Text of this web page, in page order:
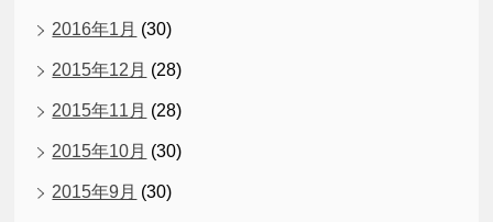
2016年1月 (30)
2015年12月 (28)
2015年11月 (28)
2015年10月 (30)
2015年9月 (30)